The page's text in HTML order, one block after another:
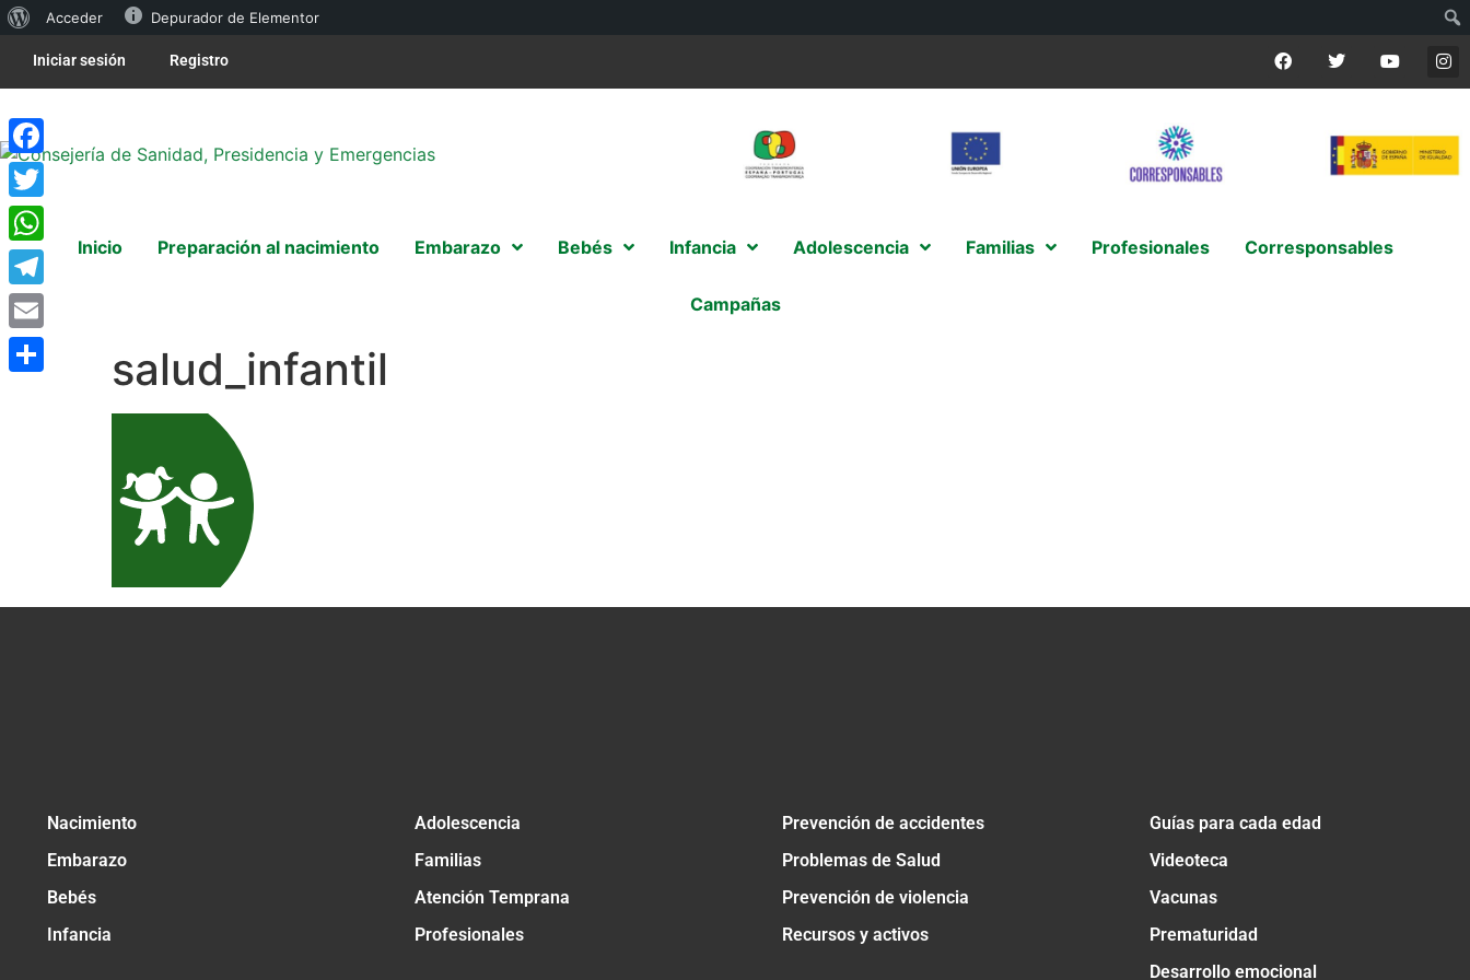
Acceder Depurador de Elementor
Iniciar sesión Registro
Inicio Preparación al nacimiento Embarazo Bebés Infancia Adolescencia Familias Profesionales Corresponsables
Campañas
salud_infantil
Nacimiento
Embarazo
Bebés
Infancia
Adolescencia
Familias
Atención Temprana
Profesionales
Prevención de accidentes
Problemas de Salud
Prevención de violencia
Recursos y activos
Guías para cada edad
Videoteca
Vacunas
Prematuridad
Desarrollo emocional
Facebook
Twitter
WhatsApp
Telegram
Email